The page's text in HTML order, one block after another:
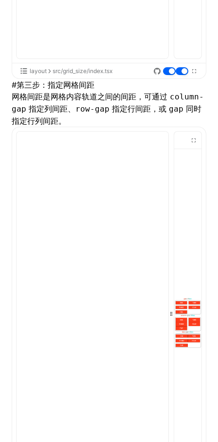
layout src/grid_size/index.tsx
#第三步：指定网格间距
网格间距是网格内容轨道之间的间距，可通过 column-
gap 指定列间距、 row-gap 指定行间距，或 gap 同时
指定行列间距。